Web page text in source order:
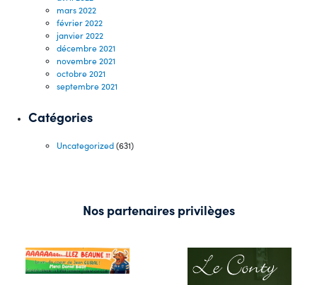
mars 2022
février 2022
janvier 2022
décembre 2021
novembre 2021
octobre 2021
septembre 2021
Catégories
Uncategorized(631)
Nos partenaires privilèges